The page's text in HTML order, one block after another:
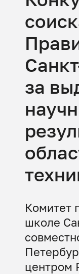
за
Комитет
школе
центром